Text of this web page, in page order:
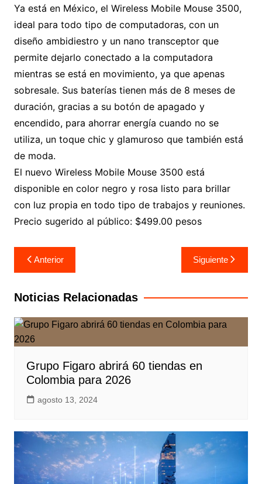
Ya está en México, el Wireless Mobile Mouse 3500,
ideal para todo tipo de computadoras, con un
diseño ambidiestro y un nano transceptor que
permite dejarlo conectado a la computadora
mientras se está en movimiento, ya que apenas
sobresale. Sus baterías tienen más de 8 meses de
duración, gracias a su botón de apagado y
encendido, para ahorrar energía cuando no se
utiliza, un toque chic y glamuroso que también está
de moda.
El nuevo Wireless Mobile Mouse 3500 está
disponible en color negro y rosa listo para brillar
con luz propia en todo tipo de trabajos y reuniones.
Precio sugerido al público: $499.00 pesos
Navegación
de
entradas
Anterior Siguiente
Noticias Relacionadas
Grupo Figaro abrirá 60 tiendas en
Colombia para 2026
agosto 13, 2024